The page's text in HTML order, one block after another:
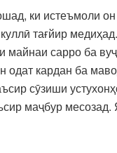
ки истеъмоли
тағйир
сарро ба
кардан ба
сӯзиши
маҷбур